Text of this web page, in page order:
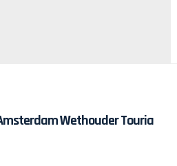
Wethouder Touria